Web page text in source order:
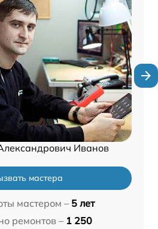
Иванов
мастера
мастером – 5 лет
ремонтов – 1 250